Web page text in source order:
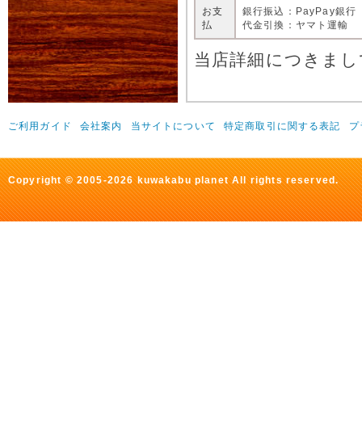
お支
払
銀行振込：PayPay銀行
代金引換：ヤマト運輸
当店詳細につきま
ご利用ガイド 会社案内 当サイトについて 特定商取引に関する表記 プ
Copyright © 2005-2026 kuwakabu planet All rights reserved.